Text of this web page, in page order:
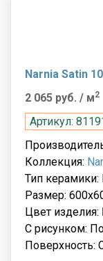
Narnia Satin
2 065 руб. / м2
Артикул:
Коллекция:
Тип керамики:
Размер:
Цвет
С рисунком:
Поверхность: